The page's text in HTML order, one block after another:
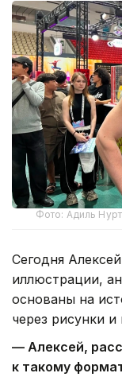
Фото: Адиль
Сегодня
иллюстрации,
основаны на
через рисунки
— Алексей,
к такому